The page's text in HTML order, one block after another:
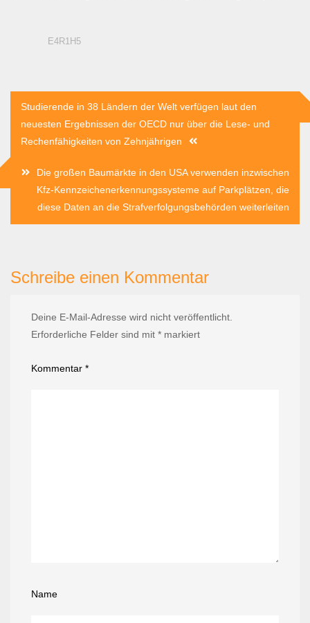
E4R1H5
Beitragsnavigation
Studierende in 38 Ländern der Welt verfügen laut den
neuesten Ergebnissen der OECD nur über die Lese- und
Rechenfähigkeiten von Zehnjährigen
Die großen Baumärkte in den USA verwenden inzwischen
Kfz-Kennzeichenerkennungssysteme auf Parkplätzen, die
diese Daten an die Strafverfolgungsbehörden weiterleiten
Schreibe einen Kommentar
Deine E-Mail-Adresse wird nicht veröffentlicht.
Erforderliche Felder sind mit * markiert
Kommentar *
Name